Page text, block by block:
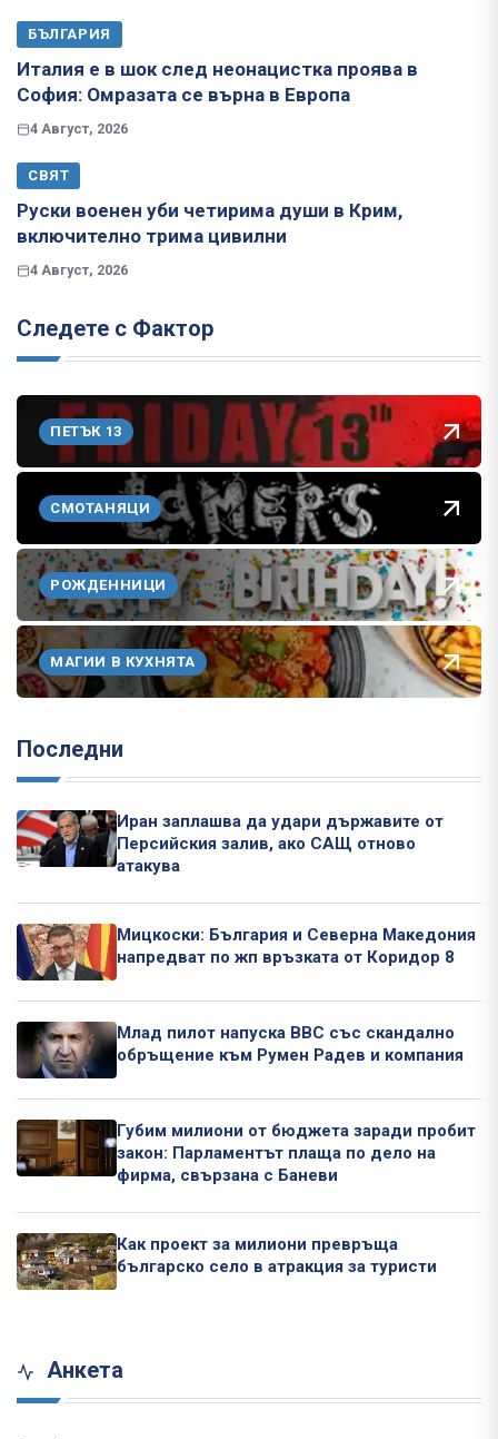
БЪЛГАРИЯ
Италия е в шок след неонацистка проява в
София: Омразата се върна в Европа
4 Август, 2026
СВЯТ
Руски военен уби четирима души в Крим,
включително трима цивилни
4 Август, 2026
Следете с Фактор
ПЕТЪК 13
СМОТАНЯЦИ
РОЖДЕННИЦИ
МАГИИ В КУХНЯТА
Последни
Иран заплашва да удари държавите от
Персийския залив, ако САЩ отново
атакува
Мицкоски: България и Северна Македония
напредват по жп връзката от Коридор 8
Млад пилот напуска ВВС със скандално
обръщение към Румен Радев и компания
Губим милиони от бюджета заради пробит
закон: Парламентът плаща по дело на
фирма, свързана с Баневи
Как проект за милиони превръща
българско село в атракция за туристи
Анкета